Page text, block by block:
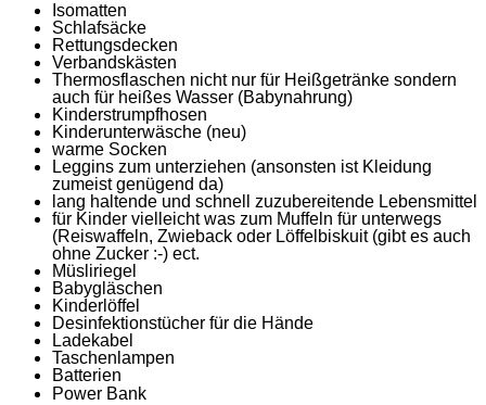
Isomatten
Schlafsäcke
Rettungsdecken
Verbandskästen
Thermosflaschen nicht nur für Heißgetränke sondern
auch für heißes Wasser (Babynahrung)
Kinderstrumpfhosen
Kinderunterwäsche (neu)
warme Socken
Leggins zum unterziehen (ansonsten ist Kleidung
zumeist genügend da)
lang haltende und schnell zuzubereitende Lebensmittel
für Kinder vielleicht was zum Muffeln für unterwegs
(Reiswaffeln, Zwieback oder Löffelbiskuit (gibt es auch
ohne Zucker :-) ect.
Müsliriegel
Babygläschen
Kinderlöffel
Desinfektionstücher für die Hände
Ladekabel
Taschenlampen
Batterien
Power Bank